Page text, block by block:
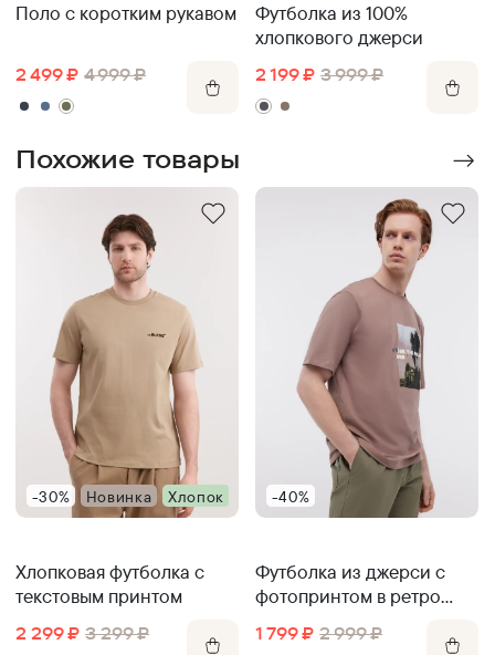
Поло с коротким рукавом
2 499 ₽ 4 999 ₽
Футболка из 100%
хлопкового джерси
2 199 ₽ 3 999 ₽
Похожие товары
-30% Новинка Хлопок
Хлопковая футболка с
текстовым принтом
2 299 ₽ 3 299 ₽
-40%
Футболка из джерси с
фотопринтом в ретро
1 799 ₽ 2 999 ₽